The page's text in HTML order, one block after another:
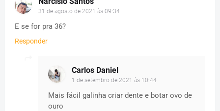
31 de agosto de 2021 às 09:34
E se for pra 36?
Responder
Carlos Daniel
1 de setembro de 2021 às 10:44
Mais fácil galinha criar dente e botar ovo de
ouro